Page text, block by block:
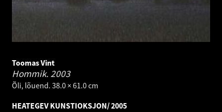
Toomas Vint
Hommik. 2003
Õli, lõuend. 38.0 × 61.0 cm
HEATEGEV KUNSTIOKSJON/ 2005